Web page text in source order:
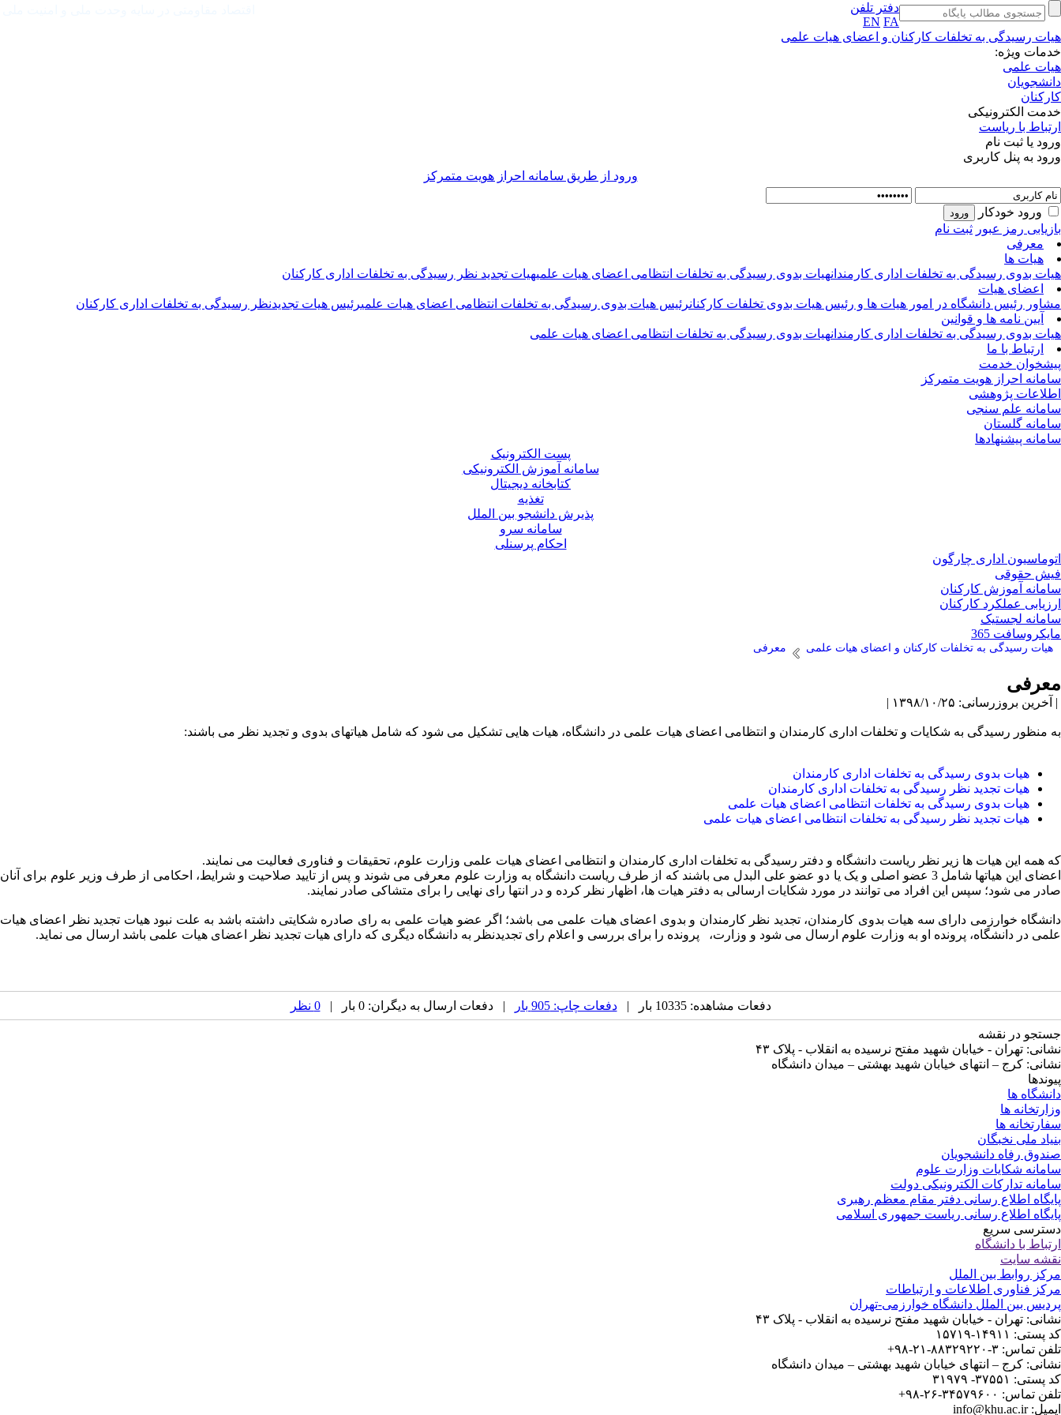
دفتر تلفن
EN FA
هیات رسیدگی به تخلفات کارکنان و اعضای هیات علمی
خدمات ویژه:
هیات علمی
دانشجویان
کارکنان
خدمت الکترونیکی
ارتباط با ریاست
ورود یا ثبت نام
ورود به پنل کاربری
ورود از طريق سامانه احراز هويت متمركز
ورود خودکار
بازیابی رمز عبور ثبت نام
معرفی
هیات ها
هیات بدوی رسیدگی به تخلفات اداری کارمندانهیات بدوی رسیدگی به تخلفات انتظامی اعضای هیات علمیهیات تجدید نظر رسیدگی به تخلفات اداری کارکنان
اعضای هیات
مشاور رئیس دانشگاه در امور هیات ها و رئیس هیات بدوی تخلفات کارکنانرئیس هیات بدوی رسیدگی به تخلفات انتظامی اعضای هیات علمیرئیس هیات تجدیدنظر رسیدگی به تخلفات اداری کارکنان
آیین نامه ها و قوانین
هیات بدوی رسیدگی به تخلفات اداری کارمندانهیات بدوی رسیدگی به تخلفات انتظامی اعضای هیات علمی
ارتباط با ما
پیشخوان خدمت
سامانه احراز هویت متمرکز
اطلاعات پژوهشی
سامانه علم سنجی
سامانه گلستان
سامانه پیشنهادها
پست الکترونیک
سامانه آموزش الکترونیکی
کتابخانه دیجیتال
تغذیه
پذیرش دانشجو بین الملل
سامانه سرو
احکام پرسنلی
اتوماسیون اداری چارگون
فیش حقوقی
سامانه آموزش کارکنان
ارزیابی عملکرد کارکنان
سامانه لجستیک
مایکروسافت 365
هیات رسیدگی به تخلفات کارکنان و اعضای هیات علمی معرفی
معرفی
| آخرین بروزرسانی: ۱۳۹۸/۱۰/۲۵ |
به منظور رسیدگی به شکایات و تخلفات اداری کارمندان و انتظامی اعضای هیات علمی در دانشگاه، هیات هایی تشکیل می شود که شامل هیاتهای بدوی و تجدید نظر می باشند:
هیات بدوی رسیدگی به تخلفات اداری کارمندان
هیات تجدید نظر رسیدگی به تخلفات اداری کارمندان
هیات بدوی رسیدگی به تخلفات انتظامی اعضای هیات علمی
هیات تجدید نظر رسیدگی به تخلفات انتظامی اعضای هیات علمی
که همه این هیات ها زیر نظر ریاست دانشگاه و دفتر رسیدگی به تخلفات اداری کارمندان و انتظامی اعضای هیات علمی وزارت علوم، تحقیقات و فناوری فعالیت می نمایند.
اعضای این هیاتها شامل 3 عضو اصلی و یک یا دو عضو علی البدل می باشند که از طرف ریاست دانشگاه به وزارت علوم معرفی می شوند و پس از تایید صلاحیت و شرایط، احکامی از طرف وزیر علوم برای آنان
صادر می شود؛ سپس این افراد می توانند در مورد شکایات ارسالی به دفتر هیات ها، اظهار نظر کرده و در انتها رای نهایی را برای متشاکی صادر نمایند.
دانشگاه خوارزمی دارای سه هیات بدوی کارمندان، تجدید نظر کارمندان و بدوی اعضای هیات علمی می باشد؛ اگر عضو هیات علمی به رای صادره شکایتی داشته باشد به علت نبود هیات تجدید نظر اعضای هیات
علمی در دانشگاه، پرونده او به وزارت علوم ارسال می شود و وزارت، پرونده را برای بررسی و اعلام رای تجدیدنظر به دانشگاه دیگری که دارای هیات تجدید نظر اعضای هیات علمی باشد ارسال می نماید.
دفعات مشاهده: 10335 بار | دفعات چاپ: 905 بار | دفعات ارسال به دیگران: 0 بار | 0 نظر
جستجو در نقشه
نشانی: تهران - خیابان شهید مفتح نرسیده به انقلاب - پلاک ۴۳
نشانی: کرج – انتهای خیابان شهید بهشتی – میدان دانشگاه
پیوندها
دانشگاه ها
وزارتخانه ها
سفارتخانه ها
بنیاد ملی نخبگان
صندوق رفاه دانشجویان
سامانه شکایات وزارت علوم
سامانه تدارکات الکترونیکی دولت
پایگاه اطلاع رسانی دفتر مقام معظم رهبری
پایگاه اطلاع رسانی ریاست جمهوری اسلامی
دسترسی سریع
ارتباط با دانشگاه
نقشه سایت
مرکز روابط بین الملل
مرکز فناوری اطلاعات و ارتباطات
پردیس بین الملل دانشگاه خوارزمی-تهران
نشانی: تهران - خیابان شهید مفتح نرسیده به انقلاب - پلاک ۴۳
کد پستی: ۱۴۹۱۱-۱۵۷۱۹
تلفن تماس: ۳-۸۸۳۲۹۲۲۰-۲۱-۹۸+
نشانی: کرج – انتهای خیابان شهید بهشتی – میدان دانشگاه
کد پستی: ۳۷۵۵۱- ۳۱۹۷۹
تلفن تماس: ۳۴۵۷۹۶۰۰-۲۶-۹۸+
ایمیل: info@khu.ac.ir